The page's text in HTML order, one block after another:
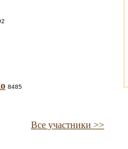
8485
Все участники >>